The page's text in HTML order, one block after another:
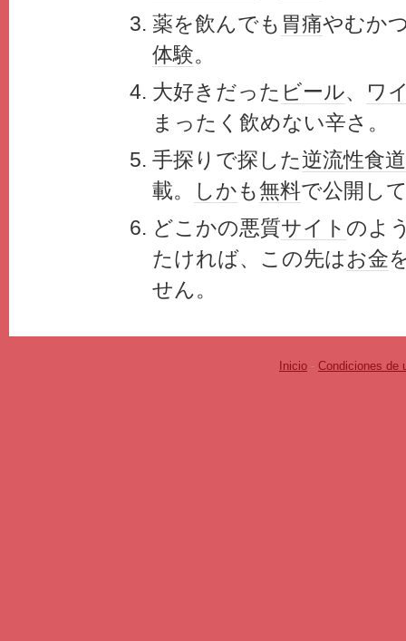
薬を飲んでも 胃痛やむか
体験。
大好きだった ビール、
ワ
まったく飲めない辛さ。
手探りで探した逆流性食
載。
しかも無料で公開し
どこかの悪質サイト のよ
たければ、この先はお金
せん。
Inicio - Condiciones de